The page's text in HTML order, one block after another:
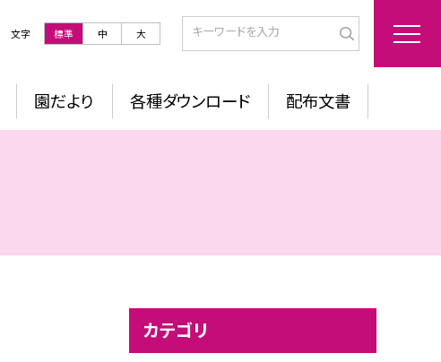
文字 標準 中 大
園だより 各種ダウンロード 配布文書
カテゴリ